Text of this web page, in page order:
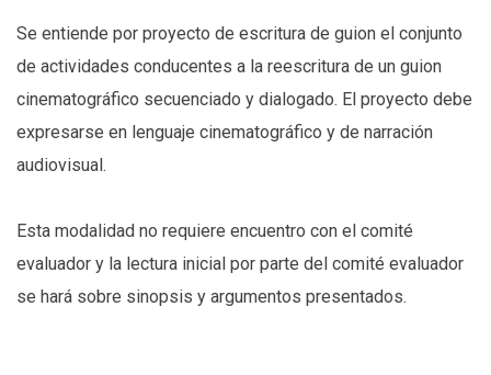
Se entiende por proyecto de escritura de guion el conjunto
de actividades conducentes a la reescritura de un guion
cinematográfico secuenciado y dialogado. El proyecto debe
expresarse en lenguaje cinematográfico y de narración
audiovisual.
Esta modalidad no requiere encuentro con el comité
evaluador y la lectura inicial por parte del comité evaluador
se hará sobre sinopsis y argumentos presentados.